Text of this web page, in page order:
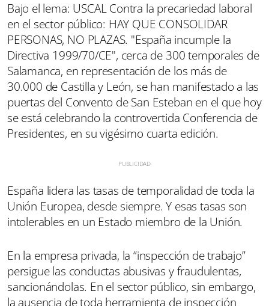
Bajo el lema: USCAL Contra la precariedad laboral
en el sector público: HAY QUE CONSOLIDAR
PERSONAS, NO PLAZAS. "España incumple la
Directiva 1999/70/CE", cerca de 300 temporales de
Salamanca, en representación de los más de
30.000 de Castilla y León, se han manifestado a las
puertas del Convento de San Esteban en el que hoy
se está celebrando la controvertida Conferencia de
Presidentes, en su vigésimo cuarta edición.
España lidera las tasas de temporalidad de toda la
Unión Europea, desde siempre. Y esas tasas son
intolerables en un Estado miembro de la Unión.
En la empresa privada, la “inspección de trabajo”
persigue las conductas abusivas y fraudulentas,
sancionándolas. En el sector público, sin embargo,
la ausencia de toda herramienta de inspección